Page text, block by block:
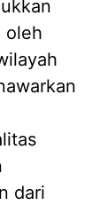
oleh
dari